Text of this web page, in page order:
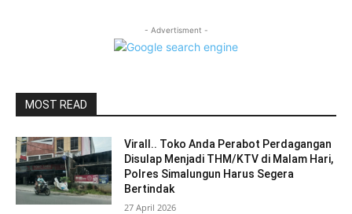
- Advertisment -
MOST READ
Virall.. Toko Anda Perabot Perdagangan
Disulap Menjadi THM/KTV di Malam Hari,
Polres Simalungun Harus Segera
Bertindak
27 April 2026